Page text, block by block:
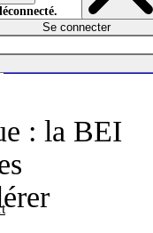
Se connecter
: la BEI